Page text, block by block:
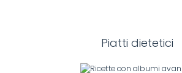
Piatti dietetici